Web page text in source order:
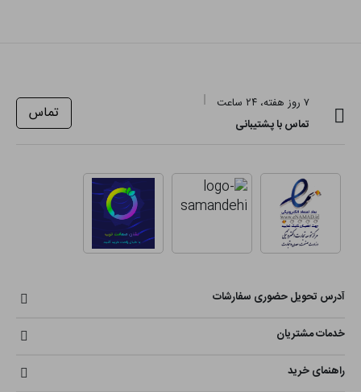
۷ روز هفته، ۲۴ ساعت
تماس با پشتیبانی
تماس
آدرس تحویل حضوری سفارشات
خدمات مشتریان
راهنمای خرید